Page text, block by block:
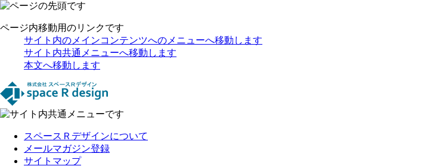
ページ内移動用のリンクです
サイト内のメインコンテンツへのメニューへ移動します
サイト内共通メニューへ移動します
本文へ移動します
スペースＲデザインについて
メールマガジン登録
サイトマップ